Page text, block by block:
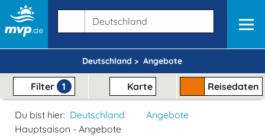
Deutschland > Angebote
Filter 1 Karte Reisedaten
Du bist hier: Deutschland
Angebote
Hauptsaison - Angebote